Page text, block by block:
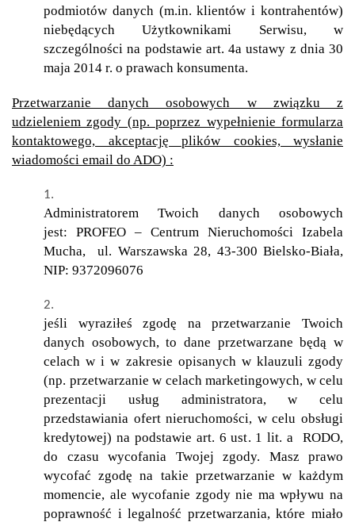
podmiotów danych (m.in. klientów i kontrahentów)
niebędących Użytkownikami Serwisu, w
szczególności na podstawie art. 4a ustawy z dnia 30
maja 2014 r. o prawach konsumenta.
Przetwarzanie danych osobowych w związku z
udzieleniem zgody (np. poprzez wypełnienie formularza
kontaktowego, akceptację plików cookies, wysłanie
wiadomości email do ADO) :
Administratorem Twoich danych osobowych
jest: PROFEO – Centrum Nieruchomości Izabela
Mucha, ul. Warszawska 28, 43-300 Bielsko-Biała,
NIP: 9372096076
jeśli wyraziłeś zgodę na przetwarzanie Twoich
danych osobowych, to dane przetwarzane będą w
celach w i w zakresie opisanych w klauzuli zgody
(np. przetwarzanie w celach marketingowych, w celu
prezentacji usług administratora, w celu
przedstawiania ofert nieruchomości, w celu obsługi
kredytowej) na podstawie art. 6 ust. 1 lit. a RODO,
do czasu wycofania Twojej zgody. Masz prawo
wycofać zgodę na takie przetwarzanie w każdym
momencie, ale wycofanie zgody nie ma wpływu na
poprawność i legalność przetwarzania, które miało